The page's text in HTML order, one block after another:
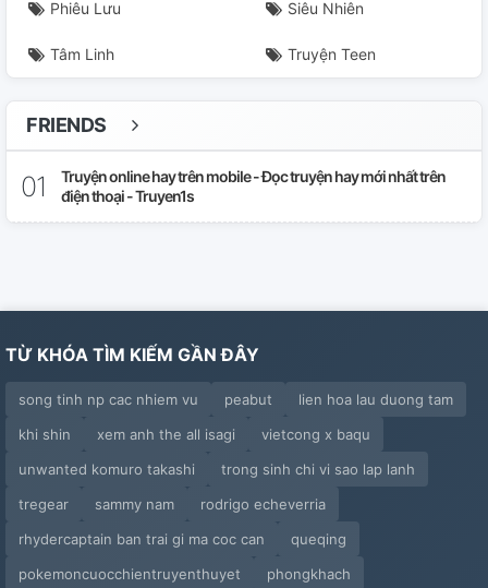
Phiêu Lưu Siêu Nhiên
Tâm Linh Truyện Teen
FRIENDS
Truyện online hay trên mobile - Đọc truyện hay mới nhất trên
điện thoại - Truyen1s
TỪ KHÓA TÌM KIẾM GẦN ĐÂY
song tinh np cac nhiem vu peabut
lien hoa lau duong tam
khi shin
xem anh the all isagi
vietcong x baqu
unwanted komuro takashi
trong sinh chi vi sao lap lanh
tregear
sammy nam
rodrigo echeverria
rhydercaptain ban trai gi ma coc can
queqing
pokemoncuocchientruyenthuyet
phongkhach